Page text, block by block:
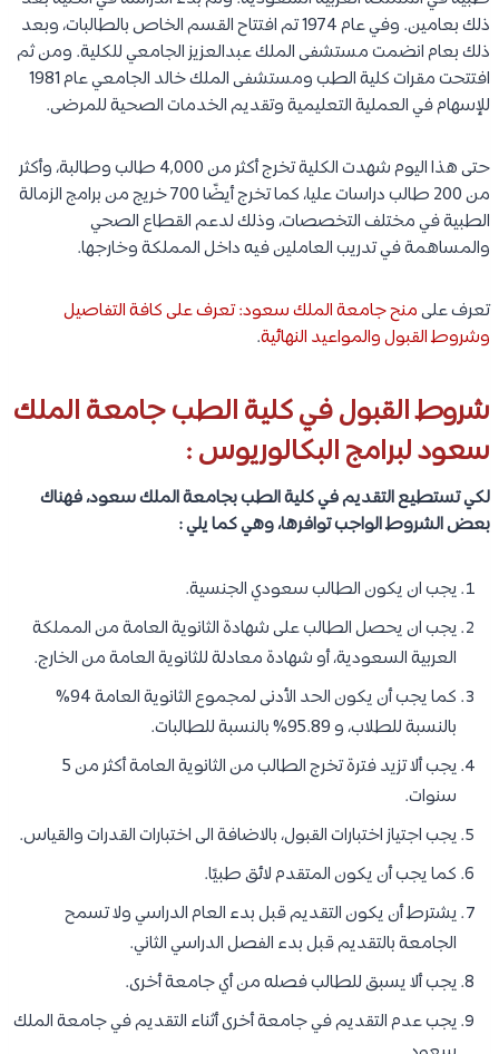
ذلك بعامين. وفي عام 1974 تم افتتاح القسم الخاص بالطالبات، وبعد
ذلك بعام انضمت مستشفى الملك عبدالعزيز الجامعي للكلية. ومن ثم
افتتحت مقرات كلية الطب ومستشفى الملك خالد الجامعي عام 1981
للإسهام في العملية التعليمية وتقديم الخدمات الصحية للمرضى.
حتى هذا اليوم شهدت الكلية تخرج أكثر من 4,000 طالب وطالبة، وأكثر
من 200 طالب دراسات عليا، كما تخرج أيضًا 700 خريج من برامج الزمالة
الطبية في مختلف التخصصات، وذلك لدعم القطاع الصحي
والمساهمة في تدريب العاملين فيه داخل المملكة وخارجها.
تعرف علىمنح جامعة الملك سعود: تعرف على كافة التفاصيل
وشروط القبول والمواعيد النهائية.
شروط القبول في كلية الطب جامعة الملك
سعود لبرامج البكالوريوس :
لكي تستطيع التقديم في كلية الطب بجامعة الملك سعود، فهناك
بعض الشروط الواجب توافرها، وهي كما يلي :
يجب ان يكون الطالب سعودي الجنسية.
يجب ان يحصل الطالب على شهادة الثانوية العامة من المملكة
العربية السعودية، أو شهادة معادلة للثانوية العامة من الخارج.
كما يجب أن يكون الحد الأدنى لمجموع الثانوية العامة 94%
بالنسبة للطلاب، و 95.89% بالنسبة للطالبات.
يجب ألا تزيد فترة تخرج الطالب من الثانوية العامة أكثر من 5
سنوات.
يجب اجتياز اختبارات القبول، بالاضافة الى اختبارات القدرات والقياس.
كما يجب أن يكون المتقدم لائق طبيًا.
يشترط أن يكون التقديم قبل بدء العام الدراسي ولا تسمح
الجامعة بالتقديم قبل بدء الفصل الدراسي الثاني.
يجب ألا يسبق للطالب فصله من أي جامعة أخرى.
يجب عدم التقديم في جامعة أخرى أثناء التقديم في جامعة الملك